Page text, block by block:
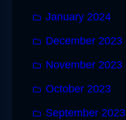
January 2024
December 2023
November 2023
October 2023
September 2023